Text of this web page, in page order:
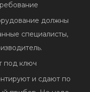
должны
специалисты,
под ключ
и сдают по